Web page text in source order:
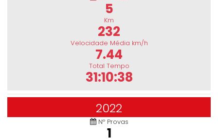
5
Km
232
Velocidade Média km/h
7.44
Total Tempo
31:10:38
2022
Nº Provas
1